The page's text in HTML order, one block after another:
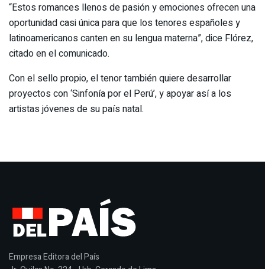
“Estos romances llenos de pasión y emociones ofrecen una
oportunidad casi única para que los tenores españoles y
latinoamericanos canten en su lengua materna”, dice Flórez,
citado en el comunicado.
Con el sello propio, el tenor también quiere desarrollar
proyectos con ‘Sinfonía por el Perú’, y apoyar así a los
artistas jóvenes de su país natal.
Empresa Editora del País